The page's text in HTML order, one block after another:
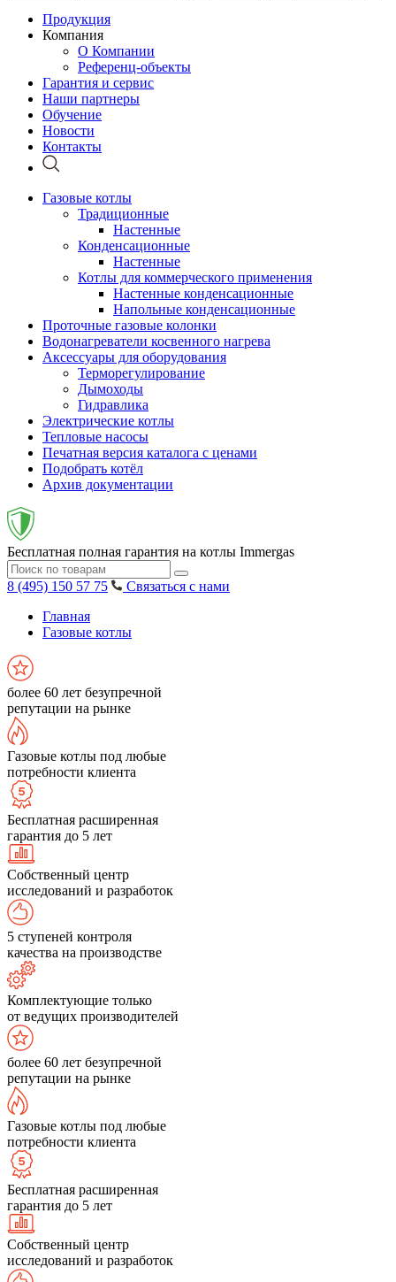
Продукция
Компания
О Компании
Референц-объекты
Гарантия и сервис
Наши партнеры
Обучение
Новости
Контакты
Газовые котлы
Традиционные
Настенные
Конденсационные
Настенные
Котлы для коммерческого применения
Настенные конденсационные
Напольные конденсационные
Проточные газовые колонки
Водонагреватели косвенного нагрева
Аксессуары для оборудования
Терморегулирование
Дымоходы
Гидравлика
Электрические котлы
Тепловые насосы
Печатная версия каталога с ценами
Подобрать котёл
Архив документации
Бесплатная полная гарантия на котлы Immergas
8 (495) 150 57 75
Связаться с нами
Главная
Газовые котлы
более 60 лет безупречной
репутации на рынке
Газовые котлы под любые
потребности клиента
Бесплатная расширенная
гарантия до 5 лет
Собственный центр
исследований и разработок
5 ступеней контроля
качества на производстве
Комплектующие только
от ведущих производителей
более 60 лет безупречной
репутации на рынке
Газовые котлы под любые
потребности клиента
Бесплатная расширенная
гарантия до 5 лет
Собственный центр
исследований и разработок